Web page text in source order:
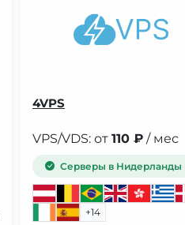
4VPS
VPS/VDS: от 110 ₽ / мес
Серверы в Нидерланды
+14